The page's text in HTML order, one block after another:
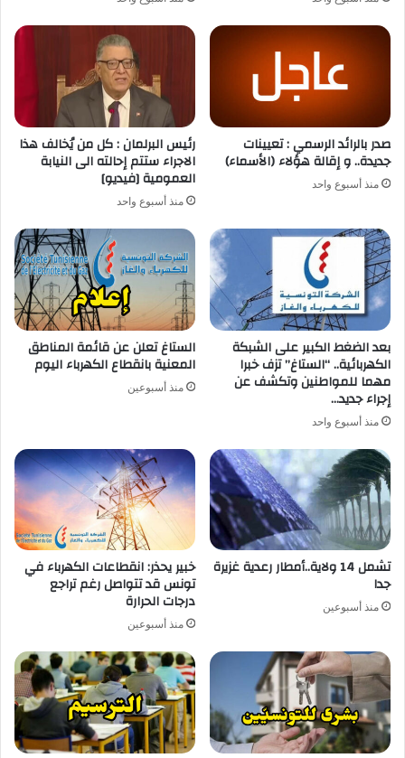
صدر بالرائد الرسمي : تعيينات
جديدة.. و إقالة هؤلاء (الأسماء)
منذ أسبوع واحد
رئيس البرلمان : كل من يُخالف هذا
الاجراء ستتم إحالته الى النيابة
العمومية [فيديو]
منذ أسبوع واحد
بعد الضغط الكبير على الشبكة
الكهربائية.. “الستاغ” تزف خبرا
مهما للمواطنين وتكشف عن
إجراء جديد…
منذ أسبوع واحد
الستاغ تعلن عن قائمة المناطق
المعنية بانقطاع الكهرباء اليوم
منذ أسبوعين
تشمل 14 ولاية..أمطار رعدية غزيرة
جدا
منذ أسبوعين
خبير يحذر: انقطاعات الكهرباء في
تونس قد تتواصل رغم تراجع
درجات الحرارة
منذ أسبوعين